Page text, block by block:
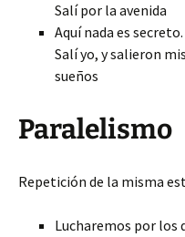
Salí por la avenida
Aquí nada es secreto.
Salí yo, y salieron mis
sueños
Paralelismo
Repetición de la misma
Lucharemos por los